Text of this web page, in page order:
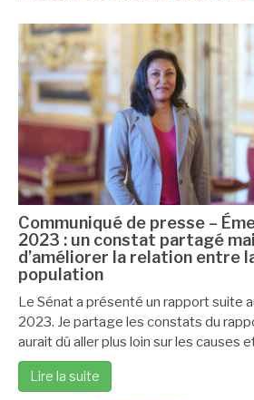
Communiqué de presse –
2023 : un constat partagé
d’améliorer la relation entre
population
Le Sénat a présenté un rapport suite
2023. Je partage les constats du
aurait dû aller plus loin sur les causes
Lire la suite